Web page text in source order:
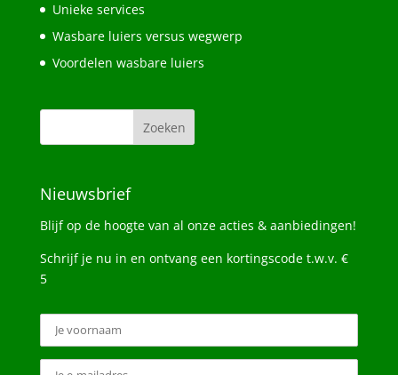
Unieke services
Wasbare luiers versus wegwerp
Voordelen wasbare luiers
Nieuwsbrief
Blijf op de hoogte van al onze acties & aanbiedingen!
Schrijf je nu in en ontvang een kortingscode t.w.v. €
5